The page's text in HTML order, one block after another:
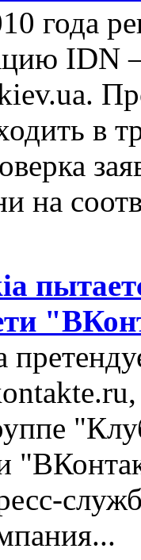
года
IDN
в
на